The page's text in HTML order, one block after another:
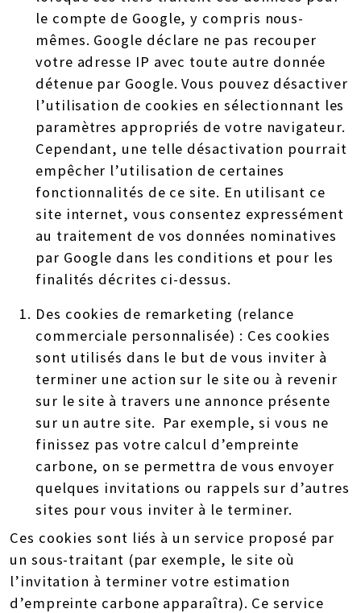
le compte de Google, y compris nous-
mêmes. Google déclare ne pas recouper
votre adresse IP avec toute autre donnée
détenue par Google. Vous pouvez désactiver
l’utilisation de cookies en sélectionnant les
paramètres appropriés de votre navigateur.
Cependant, une telle désactivation pourrait
empêcher l’utilisation de certaines
fonctionnalités de ce site. En utilisant ce
site internet, vous consentez expressément
au traitement de vos données nominatives
par Google dans les conditions et pour les
finalités décrites ci-dessus.
Des cookies de remarketing (relance
commerciale personnalisée) : Ces cookies
sont utilisés dans le but de vous inviter à
terminer une action sur le site ou à revenir
sur le site à travers une annonce présente
sur un autre site. Par exemple, si vous ne
finissez pas votre calcul d’empreinte
carbone, on se permettra de vous envoyer
quelques invitations ou rappels sur d’autres
sites pour vous inviter à le terminer.
Ces cookies sont liés à un service proposé par
un sous-traitant (par exemple, le site où
l’invitation à terminer votre estimation
d’empreinte carbone apparaîtra). Ce service